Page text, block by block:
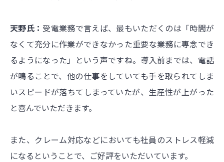
天野氏： 受電業務で言えば、最もいただくのは「時間が
なくて充分に作業ができなかった重要な業務に専念でき
るようになった」という声ですね。導入前までは、電話
が鳴ることで、他の仕事をしていても手を取られてしま
いスピードが落ちてしまっていたが、生産性が上がった
と喜んでいただきます。
また、クレーム対応などにおいても社員のストレス軽減
になるということで、ご好評をいただいています。